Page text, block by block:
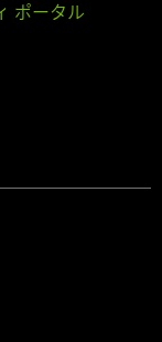
ポータル